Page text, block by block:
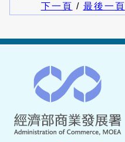
下一頁 / 最後一頁